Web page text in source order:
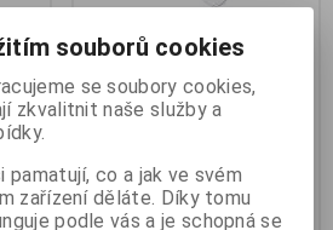
TP-Link Tapo A201 solární
souborů cookies
se soubory cookies,
zkvalitnit naše služby a
pamatují, co a jak ve svém
zařízení děláte. Díky tomu
podle vás a je schopná se